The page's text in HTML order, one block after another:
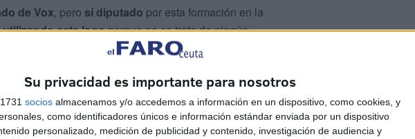
Su privacidad es importante para nosotros
socios almacenamos y/o accedemos a información en un dispositivo, como cookies, y
como identificadores únicos e información estándar enviada por un dispositivo
personalizado, medición de publicidad y contenido, investigación de audiencia y
de Vox, pero sí diputado por esta formación en la
este logoporque no se trata de ningún
esta nueva plataforma, si bien ha señalado que, si la
presentarla públicamente a la sociedad ceutí.